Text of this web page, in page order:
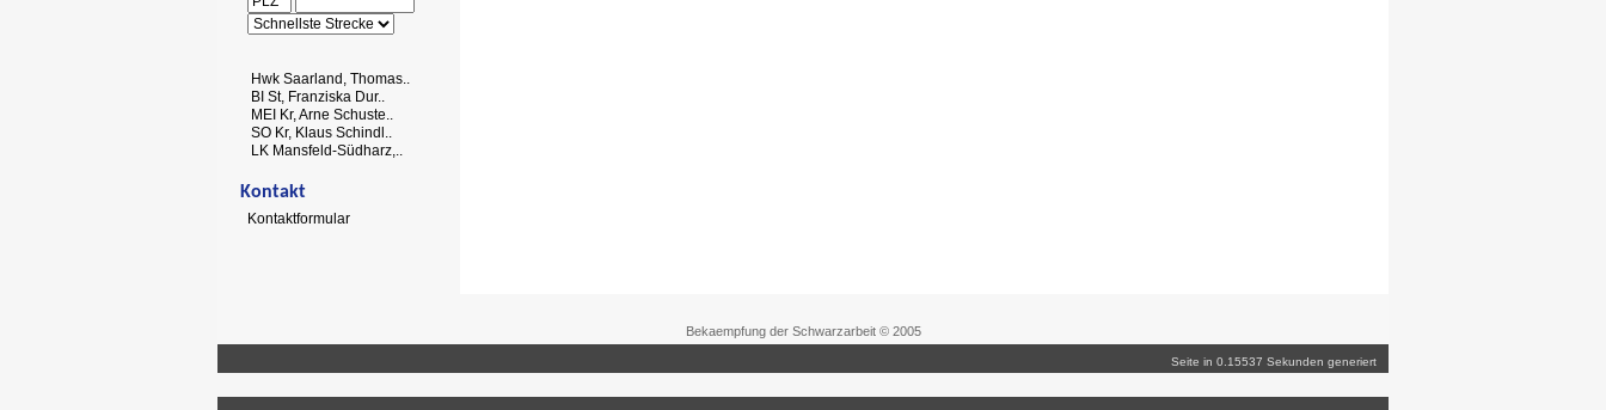
Hwk Saarland, Thomas..
BI St, Franziska Dur..
MEI Kr, Arne Schuste..
SO Kr, Klaus Schindl..
LK Mansfeld-Südharz,..
Kontakt
Kontaktformular
Bekaempfung der Schwarzarbeit © 2005
Seite in 0.15537 Sekunden generiert